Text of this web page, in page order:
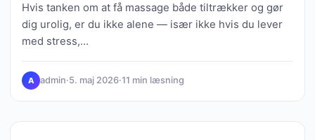
Hvis tanken om at få massage både tiltrækker og gør
dig urolig, er du ikke alene — især ikke hvis du lever
med stress,…
A admin·5. maj 2026·11 min læsning